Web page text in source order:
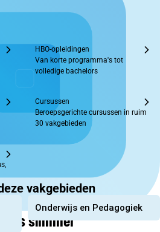
slimmer
HBO-opleidingen
Van korte programma's tot
volledige bachelors
Cursussen
Beroepsgerichte cursussen in ruim
30 vakgebieden
vakgebieden
Onderwijs en Pedagogiek